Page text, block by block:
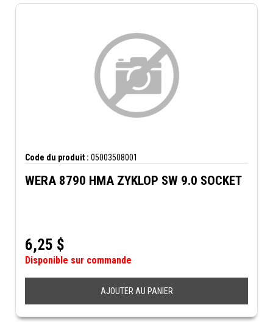
Code du produit : 05003508001
WERA 8790 HMA ZYKLOP SW 9.0 SOCKET
6,25 $
Disponible sur commande
AJOUTER AU PANIER